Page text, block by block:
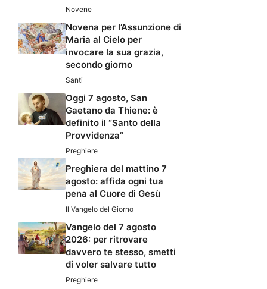
Novene
Novena per l’Assunzione di
Maria al Cielo per
invocare la sua grazia,
secondo giorno
Santi
Oggi 7 agosto, San
Gaetano da Thiene: è
definito il “Santo della
Provvidenza”
Preghiere
Preghiera del mattino 7
agosto: affida ogni tua
pena al Cuore di Gesù
Il Vangelo del Giorno
Vangelo del 7 agosto
2026: per ritrovare
davvero te stesso, smetti
di voler salvare tutto
Preghiere